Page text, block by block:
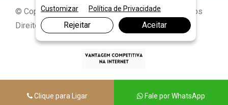
© Copyright 2026. DIVIA Marketing Digital. Todos os
Direitos Reservados
Clique para Ligar Fale por WhatsApp
Customizar Política de Privacidade
Rejeitar Aceitar